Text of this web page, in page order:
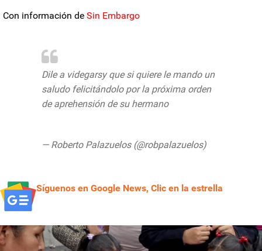
Con información de Sin Embargo
Dile a videgarsy que si quiere le mando un
saludo felicitándolo por la próxima orden
de aprehensión de su hermano
— Roberto Palazuelos (@robpalazuelos)
Síguenos en Google News, Clic en la estrella